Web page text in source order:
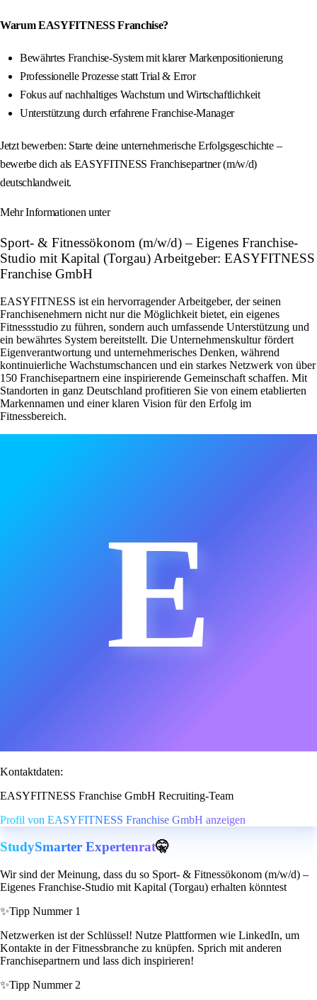
Warum EASYFITNESS Franchise?
Bewährtes Franchise-System mit klarer Markenpositionierung
Professionelle Prozesse statt Trial & Error
Fokus auf nachhaltiges Wachstum und Wirtschaftlichkeit
Unterstützung durch erfahrene Franchise-Manager
Jetzt bewerben: Starte deine unternehmerische Erfolgsgeschichte –
bewerbe dich als EASYFITNESS Franchisepartner (m/w/d)
deutschlandweit.
Mehr Informationen unter
Sport- & Fitnessökonom (m/w/d) – Eigenes Franchise-
Studio mit Kapital (Torgau) Arbeitgeber: EASYFITNESS
Franchise GmbH
EASYFITNESS ist ein hervorragender Arbeitgeber, der seinen
Franchisenehmern nicht nur die Möglichkeit bietet, ein eigenes
Fitnessstudio zu führen, sondern auch umfassende Unterstützung und
ein bewährtes System bereitstellt. Die Unternehmenskultur fördert
Eigenverantwortung und unternehmerisches Denken, während
kontinuierliche Wachstumschancen und ein starkes Netzwerk von über
150 Franchisepartnern eine inspirierende Gemeinschaft schaffen. Mit
Standorten in ganz Deutschland profitieren Sie von einem etablierten
Markennamen und einer klaren Vision für den Erfolg im
Fitnessbereich.
E
Kontaktdaten:
EASYFITNESS Franchise GmbH Recruiting-Team
Profil von EASYFITNESS Franchise GmbH anzeigen
StudySmarter Expertenrat🤫
Wir sind der Meinung, dass du so Sport- & Fitnessökonom (m/w/d) –
Eigenes Franchise-Studio mit Kapital (Torgau) erhalten könntest
✨Tipp Nummer 1
Netzwerken ist der Schlüssel! Nutze Plattformen wie LinkedIn, um
Kontakte in der Fitnessbranche zu knüpfen. Sprich mit anderen
Franchisepartnern und lass dich inspirieren!
✨Tipp Nummer 2